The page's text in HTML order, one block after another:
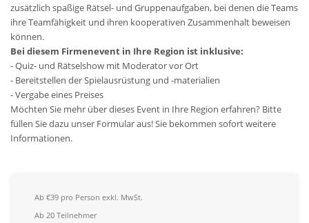
zusätzlich spaßige Rätsel- und Gruppenaufgaben, bei denen die Teams
ihre Teamfähigkeit und ihren kooperativen Zusammenhalt beweisen
können.
Bei diesem Firmenevent in Ihre Region ist inklusive:
- Quiz- und Rätselshow mit Moderator vor Ort
- Bereitstellen der Spielausrüstung und -materialien
- Vergabe eines Preises
Möchten Sie mehr über dieses Event in Ihre Region erfahren? Bitte
füllen Sie dazu unser Formular aus! Sie bekommen sofort weitere
Informationen.
Ab €39 pro Person exkl. MwSt.
Ab 20 Teilnehmer